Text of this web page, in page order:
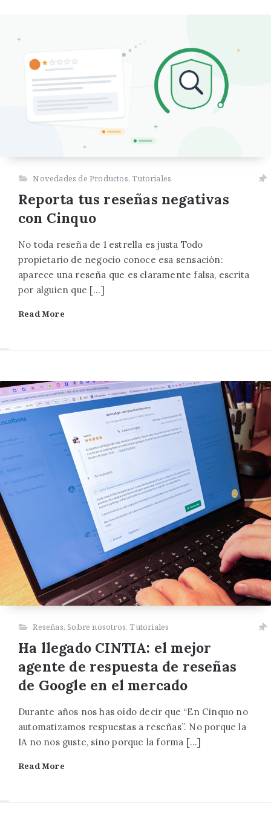
Novedades de Productos,Tutoriales
Reporta tus reseñas negativas
con Cinquo
No toda reseña de 1 estrella es justa Todo
propietario de negocio conoce esa sensación:
aparece una reseña que es claramente falsa, escrita
por alguien que […]
Read More
Reseñas,Sobre nosotros,Tutoriales
Ha llegado CINTIA: el mejor
agente de respuesta de reseñas
de Google en el mercado
Durante años nos has oído decir que “En Cinquo no
automatizamos respuestas a reseñas”. No porque la
IA no nos guste, sino porque la forma […]
Read More